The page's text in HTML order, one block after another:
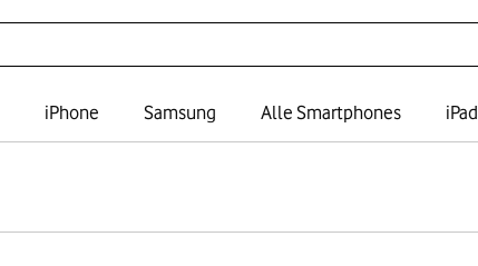
iPhone Samsung Alle Smartphones iPad